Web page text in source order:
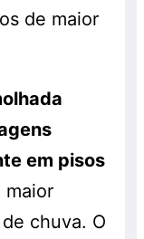
de maior
em pisos
maior
chuva. O